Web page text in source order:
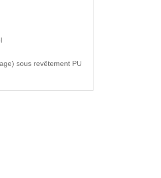
sous revêtement PU